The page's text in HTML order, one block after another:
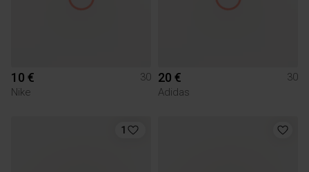
10 €
30
Nike
20 €
30
Adidas
1